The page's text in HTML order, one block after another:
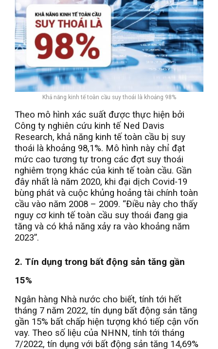
Khả năng kinh tế toàn cầu suy thoái là khoảng 98%
Theo mô hình xác suất được thực hiện bởi
Công ty nghiên cứu kinh tế Ned Davis
Research, khả năng kinh tế toàn cầu bị suy
thoái là khoảng 98,1%. Mô hình này chỉ đạt
mức cao tương tự trong các đợt suy thoái
nghiêm trọng khác của kinh tế toàn cầu. Gần
đây nhất là năm 2020, khi đại dịch Covid-19
bùng phát và cuộc khủng hoảng tài chính toàn
cầu vào năm 2008 – 2009. “Điều này cho thấy
nguy cơ kinh tế toàn cầu suy thoái đang gia
tăng và có khả năng xảy ra vào khoảng năm
2023”.
2. Tín dụng trong bất động sản tăng gần
15%
Ngân hàng Nhà nước cho biết, tính tới hết
tháng 7 năm 2022, tín dụng bất động sản tăng
gần 15% bất chấp hiện tượng khó tiếp cận vốn
vay. Theo số liệu của NHNN, tính tới tháng
7/2022, tín dụng với bất động sản tăng 14,69%